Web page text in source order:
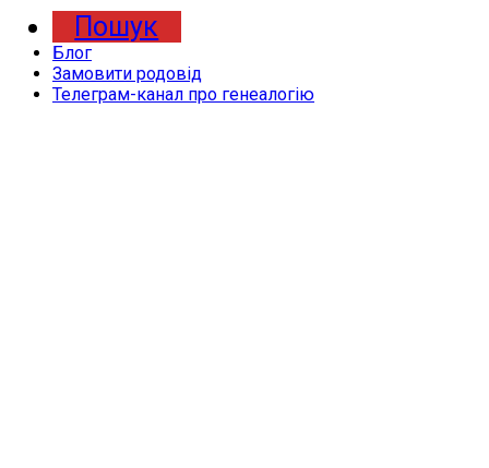
Пошук
Блог
Замовити родовід
Телеграм-канал про генеалогію